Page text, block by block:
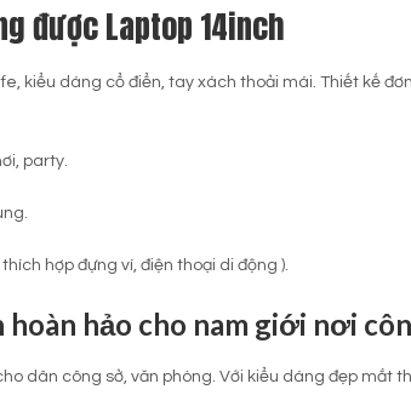
được Laptop 14inch
kiểu dáng cổ điển, tay xách thoải mái. Thiết kế
party.
hợp đựng ví, điện thoại di động ).
hảo cho nam giới nơi
dân công sở, văn phòng. Với kiểu dáng đẹp